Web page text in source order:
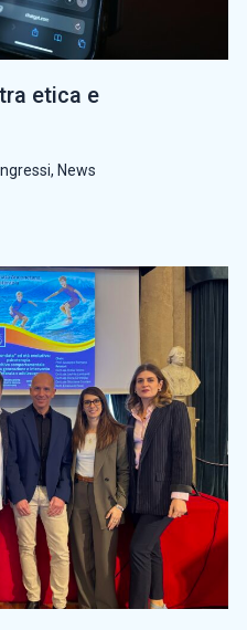
etica e
, News